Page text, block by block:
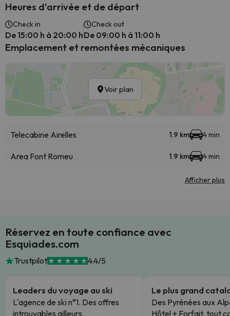
Heures d'arrivée et de départ
Check in
De 15:00 h à 20:00 h
Check out
De 09:00 h à 11:00 h
Emplacement et remontées mécaniques
Voir plan
Telecabine Airelles 1.9 km 4 min
Area Font Romeu 1.9 km 4 min
Afficher plus
Réservez en toute confiance avec
Esquiades.com
Trustpilot 4.4/5
Leaders du voyage au ski
L'agence de ski n°1. Des offres
introuvables ailleurs.
Le plus grand
Des Pyrénées aux
Hôtel + Forfait, tout